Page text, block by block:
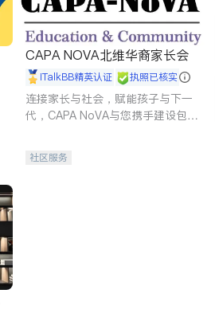
CAPA NOVA北维华裔家长会
iTalkBB精英认证 执照已核实
连接家长与社会，赋能孩子与下一
代，CAPA NoVA与您携手建设包
社区服务